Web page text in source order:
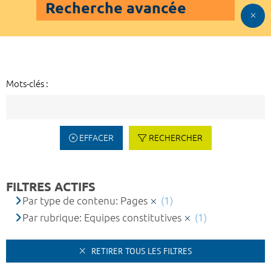
Recherche avancée
Mots-clés :
EFFACER RECHERCHER
FILTRES ACTIFS
Par type de contenu: Pages
(1)
Par rubrique: Equipes constitutives
(1)
RETIRER TOUS LES FILTRES